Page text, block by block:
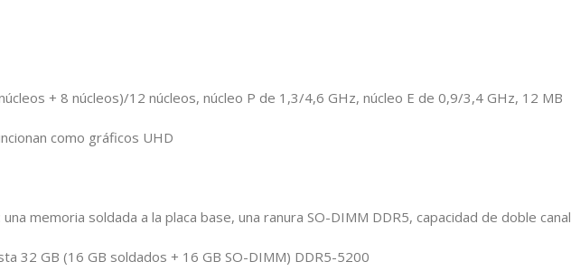
+ 8 núcleos)/12 núcleos, núcleo P de 1,3/4,6 GHz, núcleo E de 0,9/3,4 GHz, 12 MB
como gráficos UHD
memoria soldada a la placa base, una ranura SO-DIMM DDR5, capacidad de doble canal
32 GB (16 GB soldados + 16 GB SO-DIMM) DDR5-5200